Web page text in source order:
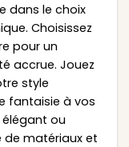
dans le choix
Choisissez
pour un
accrue. Jouez
style
fantaisie à vos
élégant ou
de matériaux et